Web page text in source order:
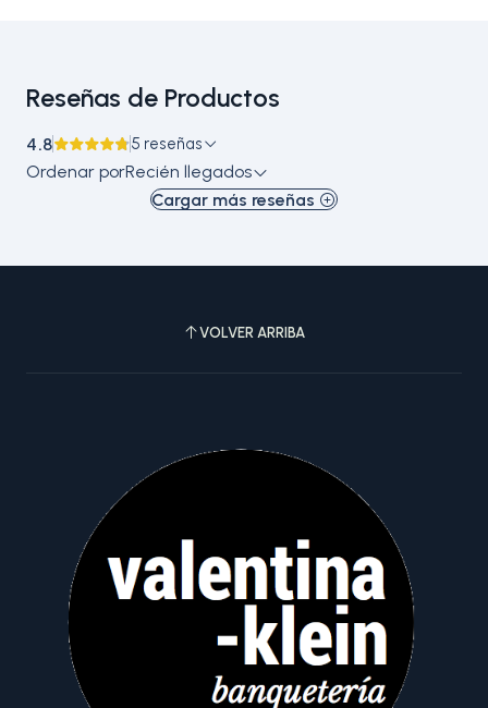
Reseñas de Productos
4.8 5 reseñas
Ordenar porRecién llegados
Cargar más reseñas
VOLVER ARRIBA